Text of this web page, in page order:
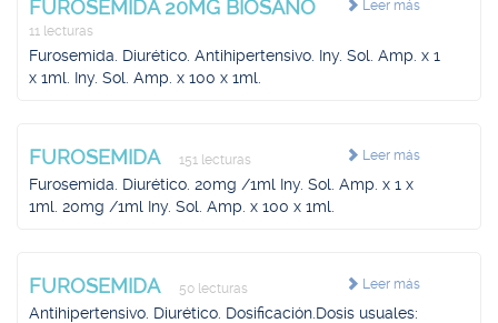
Leer más
FUROSEMIDA 20MG BIOSANO
11 lecturas
Furosemida. Diurético. Antihipertensivo. Iny. Sol. Amp. x 1
x 1ml. Iny. Sol. Amp. x 100 x 1ml.
Leer más
FUROSEMIDA 151 lecturas
Furosemida. Diurético. 20mg /1ml Iny. Sol. Amp. x 1 x
1ml. 20mg /1ml Iny. Sol. Amp. x 100 x 1ml.
Leer más
FUROSEMIDA 50 lecturas
Antihipertensivo. Diurético. Dosificación.Dosis usuales: